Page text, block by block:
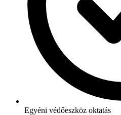
Egyéni védőeszköz oktatás